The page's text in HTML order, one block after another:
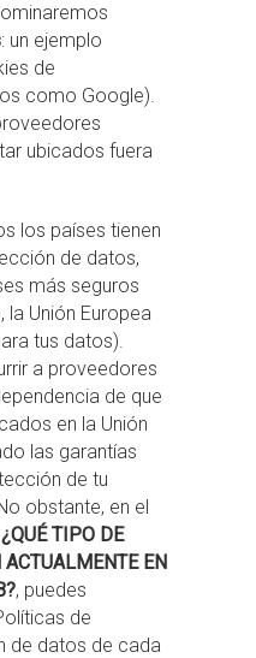
: un ejemplo
de
como Google).
ubicados fuera
los países tienen
de datos,
más seguros
Unión Europea
tus datos).
a proveedores
de que
en la Unión
las garantías
de tu
obstante, en el
¿QUÉ TIPO DE
EN
, puedes
de
de datos de cada